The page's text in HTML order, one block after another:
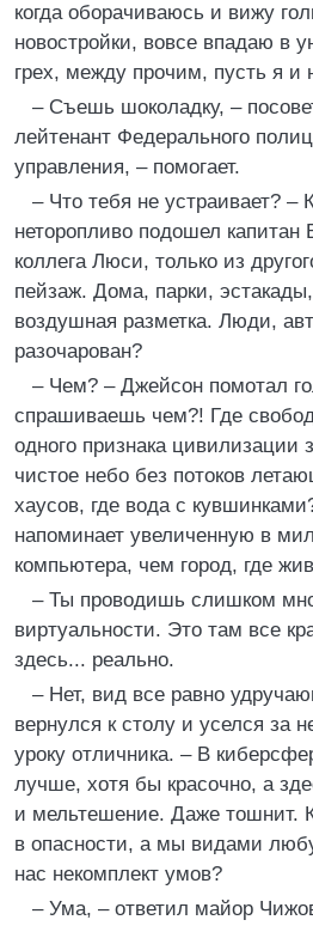
когда оборачиваюсь и вижу
новостройки, вовсе впадаю в
грех, между прочим, пусть я и
– Съешь шоколадку, –
лейтенант Федерального
управления, – помогает.
– Что тебя не устраивает? –
неторопливо подошел капитан
коллега Люси, только из
пейзаж. Дома, парки,
воздушная разметка. Люди,
разочарован?
– Чем? – Джейсон помотал
спрашиваешь чем?! Где
одного признака цивилизации
чистое небо без потоков
хаусов, где вода с
напоминает увеличенную в
компьютера, чем город, где
– Ты проводишь слишком
виртуальности. Это там все
здесь... реально.
– Нет, вид все равно
вернулся к столу и уселся за
уроку отличника. – В
лучше, хотя бы красочно, а
и мельтешение. Даже тошнит.
в опасности, а мы видами
нас некомплект умов?
– Ума, – ответил майор